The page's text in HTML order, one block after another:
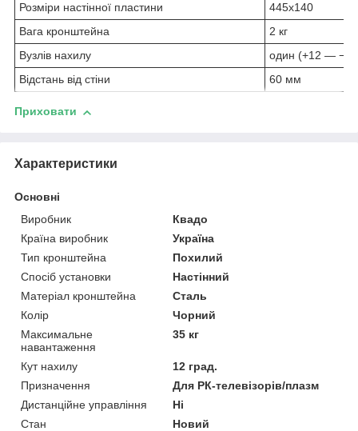
Розміри настінної пластини
445х140
Вага кронштейна
2 кг
Вузлів нахилу
один (+12 — −5
Відстань від стіни
60 мм
Приховати
Характеристики
Основні
Виробник
Квадо
Країна виробник
Україна
Тип кронштейна
Похилий
Спосіб установки
Настінний
Матеріал кронштейна
Сталь
Колір
Чорний
Максимальне
навантаження
35 кг
Кут нахилу
12 град.
Призначення
Для РК-телевізорів/плазм
Дистанційне управління
Ні
Стан
Новий